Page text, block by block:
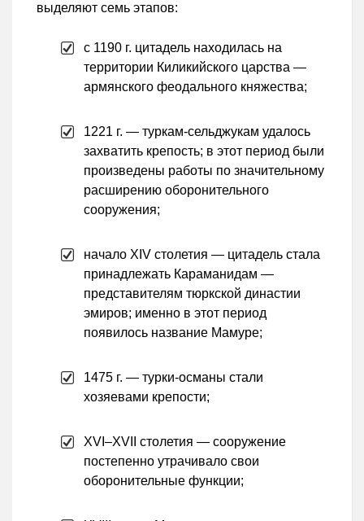
выделяют семь этапов:
с 1190 г. цитадель находилась на
территории Киликийского царства —
армянского феодального княжества;
1221 г. — туркам-сельджукам удалось
захватить крепость; в этот период были
произведены работы по значительному
расширению оборонительного
сооружения;
начало XIV столетия — цитадель стала
принадлежать Караманидам —
представителям тюркской династии
эмиров; именно в этот период
появилось название Мамуре;
1475 г. — турки-османы стали
хозяевами крепости;
XVI–XVII столетия — сооружение
постепенно утрачивало свои
оборонительные функции;